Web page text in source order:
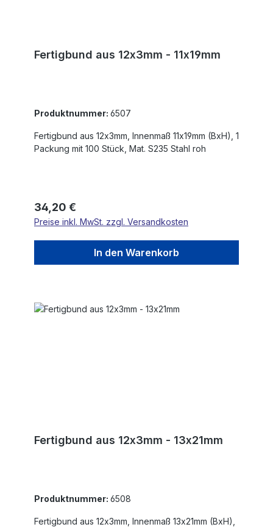
Fertigbund aus 12x3mm - 11x19mm
Produktnummer: 6507
Fertigbund aus 12x3mm, Innenmaß 11x19mm (BxH), 1
Packung mit 100 Stück, Mat. S235 Stahl roh
Regulärer Preis:
34,20 €
Preise inkl. MwSt. zzgl. Versandkosten
In den Warenkorb
Fertigbund aus 12x3mm - 13x21mm
Produktnummer: 6508
Fertigbund aus 12x3mm, Innenmaß 13x21mm (BxH),